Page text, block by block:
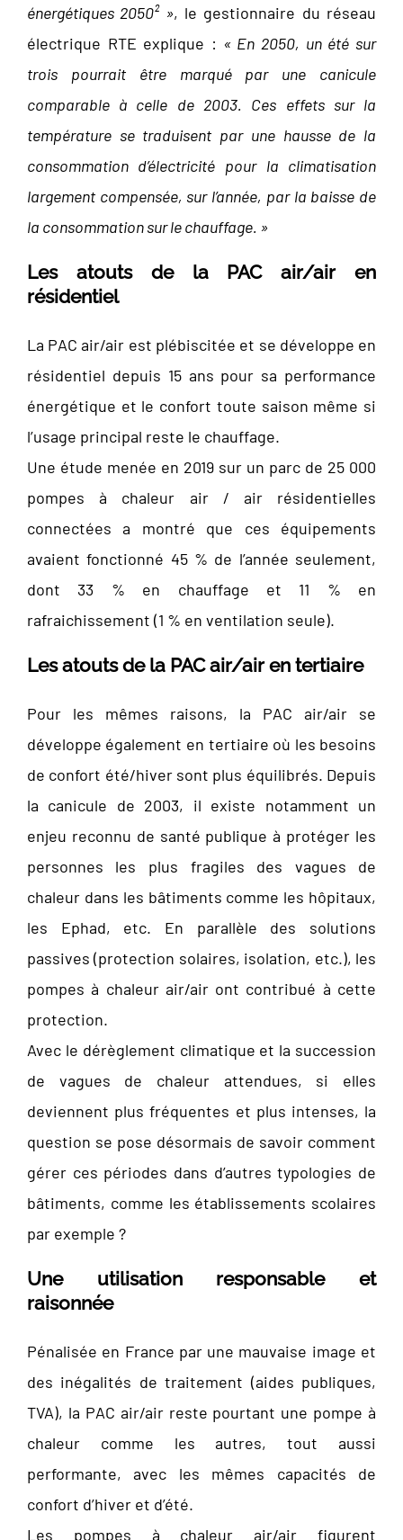
énergétiques 2050² », le gestionnaire du réseau
électrique RTE explique : « En 2050, un été sur
trois pourrait être marqué par une canicule
comparable à celle de 2003. Ces effets sur la
température se traduisent par une hausse de la
consommation d’électricité pour la climatisation
largement compensée, sur l’année, par la baisse de
la consommation sur le chauffage. »
Les atouts de la PAC air/air en
résidentiel
La PAC air/air est plébiscitée et se développe en
résidentiel depuis 15 ans pour sa performance
énergétique et le confort toute saison même si
l’usage principal reste le chauffage.
Une étude menée en 2019 sur un parc de 25 000
pompes à chaleur air / air résidentielles
connectées a montré que ces équipements
avaient fonctionné 45 % de l’année seulement,
dont 33 % en chauffage et 11 % en
rafraichissement (1 % en ventilation seule).
Les atouts de la PAC air/air en tertiaire
Pour les mêmes raisons, la PAC air/air se
développe également en tertiaire où les besoins
de confort été/hiver sont plus équilibrés. Depuis
la canicule de 2003, il existe notamment un
enjeu reconnu de santé publique à protéger les
personnes les plus fragiles des vagues de
chaleur dans les bâtiments comme les hôpitaux,
les Ephad, etc. En parallèle des solutions
passives (protection solaires, isolation, etc.), les
pompes à chaleur air/air ont contribué à cette
protection.
Avec le dérèglement climatique et la succession
de vagues de chaleur attendues, si elles
deviennent plus fréquentes et plus intenses, la
question se pose désormais de savoir comment
gérer ces périodes dans d’autres typologies de
bâtiments, comme les établissements scolaires
par exemple ?
Une utilisation responsable et
raisonnée
Pénalisée en France par une mauvaise image et
des inégalités de traitement (aides publiques,
TVA), la PAC air/air reste pourtant une pompe à
chaleur comme les autres, tout aussi
performante, avec les mêmes capacités de
confort d’hiver et d’été.
Les pompes à chaleur air/air figurent